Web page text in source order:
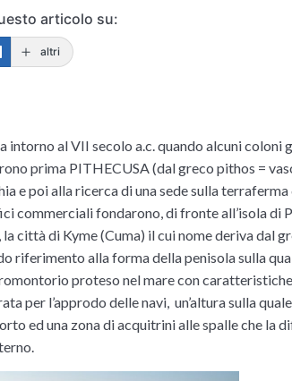
articolo su:
altri
intorno al VII secolo a.c. quando alcuni coloni
prima PITHECUSA (dal greco pithos =
e poi alla ricerca di una sede sulla
commerciali fondarono,di fronte all’isola di
la città di Kyme (Cuma) il cui nome deriva dal
riferimento alla forma della penisola sulla
proteso nel mare con
per l’approdo delle navi, un’altura sulla
ed una zona di acquitrini alle spalle che la